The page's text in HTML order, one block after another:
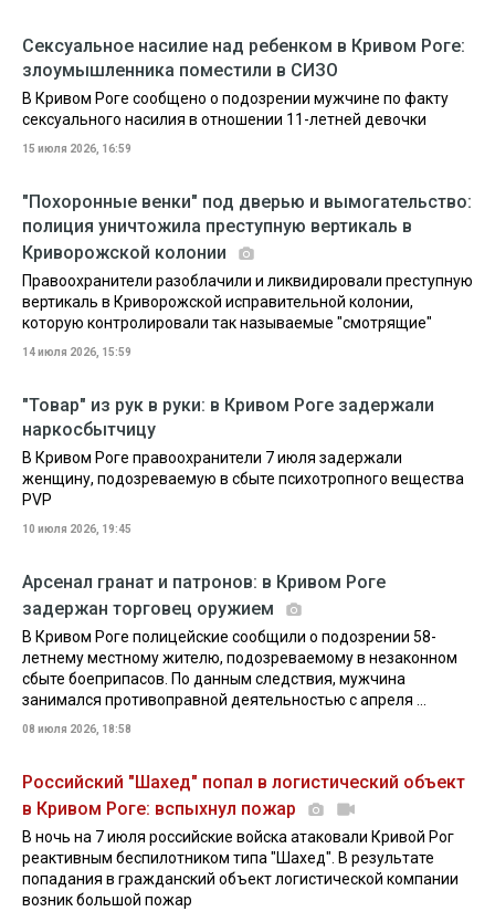
Сексуальное насилие над ребенком в Кривом Роге:
злоумышленника поместили в СИЗО
В Кривом Роге сообщено о подозрении мужчине по факту
сексуального насилия в отношении 11-летней девочки
15 июля 2026, 16:59
"Похоронные венки" под дверью и вымогательство:
полиция уничтожила преступную вертикаль в
Криворожской колонии
Правоохранители разоблачили и ликвидировали преступную
вертикаль в Криворожской исправительной колонии,
которую контролировали так называемые "смотрящие"
14 июля 2026, 15:59
"Товар" из рук в руки: в Кривом Роге задержали
наркосбытчицу
В Кривом Роге правоохранители 7 июля задержали
женщину, подозреваемую в сбыте психотропного вещества
PVP
10 июля 2026, 19:45
Арсенал гранат и патронов: в Кривом Роге
задержан торговец оружием
В Кривом Роге полицейские сообщили о подозрении 58-
летнему местному жителю, подозреваемому в незаконном
сбыте боеприпасов. По данным следствия, мужчина
занимался противоправной деятельностью с апреля ...
08 июля 2026, 18:58
Российский "Шахед" попал в логистический объект
в Кривом Роге: вспыхнул пожар
В ночь на 7 июля российские войска атаковали Кривой Рог
реактивным беспилотником типа "Шахед". В результате
попадания в гражданский объект логистической компании
возник большой пожар